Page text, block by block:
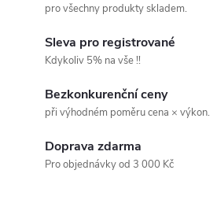
pro všechny produkty skladem.
Sleva pro registrované
Kdykoliv 5% na vše !!
Bezkonkurenční ceny
při výhodném poměru cena × výkon.
Doprava zdarma
Pro objednávky od 3 000 Kč